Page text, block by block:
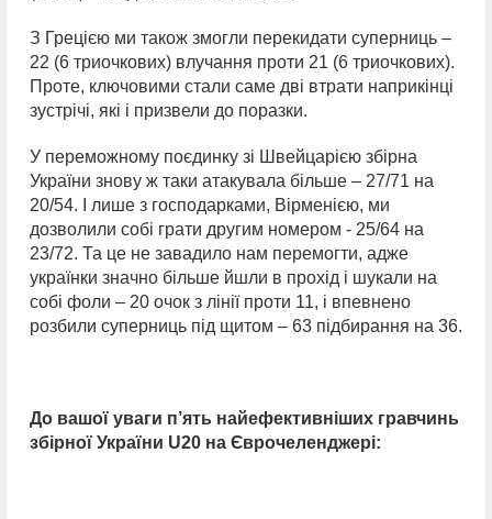
З Грецією ми також змогли перекидати суперниць –
22 (6 триочкових) влучання проти 21 (6 триочкових).
Проте, ключовими стали саме дві втрати наприкінці
зустрічі, які і призвели до поразки.
У переможному поєдинку зі Швейцарією збірна
України знову ж таки атакувала більше – 27/71 на
20/54. І лише з господарками, Вірменією, ми
дозволили собі грати другим номером - 25/64 на
23/72. Та це не завадило нам перемогти, адже
українки значно більше йшли в прохід і шукали на
собі фоли – 20 очок з лінії проти 11, і впевнено
розбили суперниць під щитом – 63 підбирання на 36.
До вашої уваги п’ять найефективніших гравчинь
збірної України U20 на Єврочеленджері: